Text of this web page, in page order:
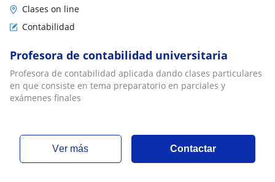
Clases on line
Contabilidad
Profesora de contabilidad universitaria
Profesora de contabilidad aplicada dando clases particulares
en que consiste en tema preparatorio en parciales y
exámenes finales
ver más Contactar